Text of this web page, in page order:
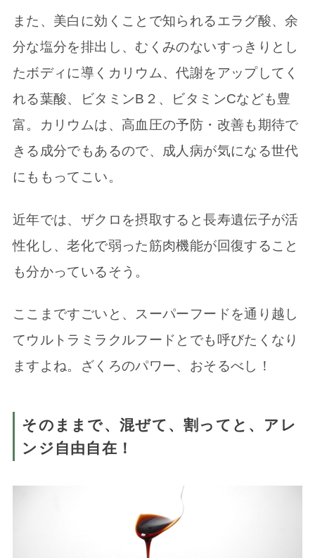
また、美白に効くことで知られるエラグ酸、余
分な塩分を排出し、むくみのないすっきりとし
たボディに導くカリウム、代謝をアップしてく
れる葉酸、ビタミンB２、ビタミンCなども豊
富。カリウムは、高血圧の予防・改善も期待で
きる成分でもあるので、成人病が気になる世代
にももってこい。
近年では、ザクロを摂取すると長寿遺伝子が活
性化し、老化で弱った筋肉機能が回復すること
も分かっているそう。
ここまですごいと、スーパーフードを通り越し
てウルトラミラクルフードとでも呼びたくなり
ますよね。ざくろのパワー、おそるべし！
そのままで、混ぜて、割ってと、アレ
ンジ自由自在！